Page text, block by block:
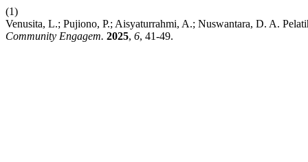
(1)
Venusita, L.; Pujiono, P.; Aisyaturrahmi, A.; Nuswantara, D. A.
Community Engagem. 2025, 6, 41-49.